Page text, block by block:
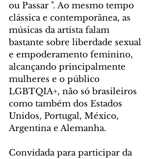
ou Passar ". Ao mesmo tempo
clássica e contemporânea, as
músicas da artista falam
bastante sobre liberdade sexual
e empoderamento feminino,
alcançando principalmente
mulheres e o público
LGBTQIA+, não só brasileiros
como também dos Estados
Unidos, Portugal, México,
Argentina e Alemanha.
Convidada para participar da